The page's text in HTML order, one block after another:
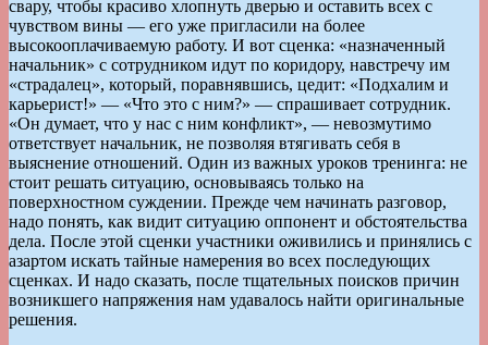
свару, чтобы красиво хлопнуть дверью и оставить всех с
чувством вины — его уже пригласили на более
высокооплачиваемую работу. И вот сценка: «назначенный
начальник» с сотрудником идут по коридору, навстречу им
«страдалец», который, поравнявшись, цедит: «Подхалим и
карьерист!» — «Что это с ним?» — спрашивает сотрудник.
«Он думает, что у нас с ним конфликт», — невозмутимо
ответствует начальник, не позволяя втягивать себя в
выяснение отношений. Один из важных уроков тренинга: не
стоит решать ситуацию, основываясь только на
поверхностном суждении. Прежде чем начинать разговор,
надо понять, как видит ситуацию оппонент и обстоятельства
дела. После этой сценки участники оживились и принялись с
азартом искать тайные намерения во всех последующих
сценках. И надо сказать, после тщательных поисков причин
возникшего напряжения нам удавалось найти оригинальные
решения.